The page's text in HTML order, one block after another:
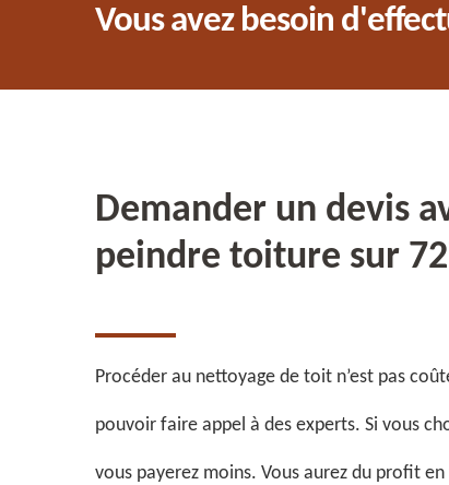
Vous avez besoin
Demander un devis
peindre toiture sur
Procéder au nettoyage de toit n’est pas
pouvoir faire appel à des experts. Si vous
vous payerez moins. Vous aurez du profit